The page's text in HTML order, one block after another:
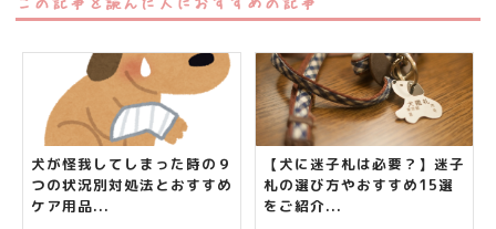
犬が怪我してしまった時の９
つの状況別対処法とおすすめ
ケア用品...
【犬に迷子札は必要？】迷子
札の選び方やおすすめ15選
をご紹介...